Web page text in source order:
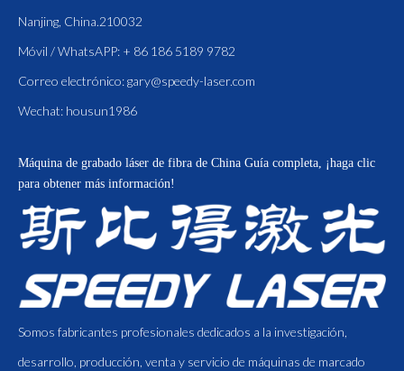
Nanjing, China.210032
Móvil / WhatsAPP: + 86 186 5189 9782
Correo electrónico:gary@speedy-laser.com
Wechat: housun1986
Máquina de grabado láser de fibra de China Guía completa, ¡haga clic
para obtener más información!
Somos fabricantes profesionales dedicados a la investigación,
desarrollo, producción, venta y servicio de máquinas de marcado